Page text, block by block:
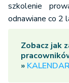
szkolenie
odnawiane co 2
Zobacz jak
»